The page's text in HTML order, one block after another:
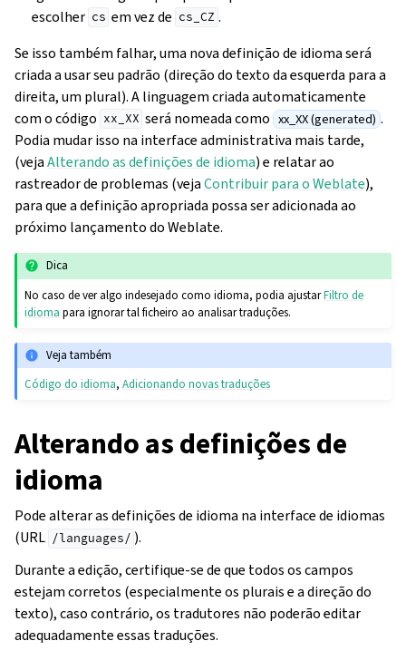
navigation of Instruções de configuração
escolher cs em vez de cs_CZ .
Se isso também falhar, uma nova definição de idioma será
criada a usar seu padrão (direção do texto da esquerda para a
direita, um plural). A linguagem criada automaticamente
com o código xx_XX será nomeada como xx_XX (generated) .
Podia mudar isso na interface administrativa mais tarde,
(vejaAlterando as definições de idioma) e relatar ao
rastreador de problemas (vejaContribuir para o Weblate),
para que a definição apropriada possa ser adicionada ao
próximo lançamento do Weblate.
Dica
No caso de ver algo indesejado como idioma, podia ajustarFiltro de
idioma para ignorar tal ficheiro ao analisar traduções.
Veja também
Código do idioma,Adicionando novas traduções
Alterando as definições de
idioma
Pode alterar as definições de idioma na interface de idiomas
(URL /languages/ ).
Durante a edição, certifique-se de que todos os campos
estejam corretos (especialmente os plurais e a direção do
texto), caso contrário, os tradutores não poderão editar
adequadamente essas traduções.